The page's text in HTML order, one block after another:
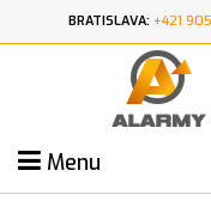
BRATISLAVA: +421
Menu